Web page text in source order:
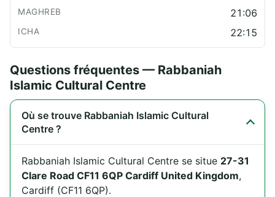
21:06
22:15
Questions fréquentes — Rabbaniah
Islamic Cultural Centre
Où se trouve Rabbaniah Islamic Cultural
Centre ?
Rabbaniah Islamic Cultural Centre se situe 27-31
Clare Road CF11 6QP Cardiff United Kingdom,
Cardiff (CF11 6QP).